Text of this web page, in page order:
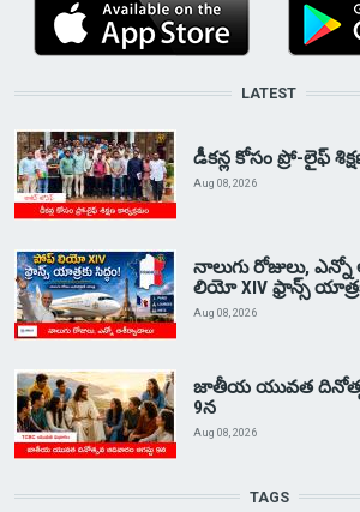
LATEST
డీకన్ల కోసం ప్రో-లైఫ్
Aug 08, 2026
నాలుగు రోజులు,
లియో XIV ఫ్రాన్స్
Aug 08, 2026
జాతీయ యువత
9న
Aug 08, 2026
TAGS